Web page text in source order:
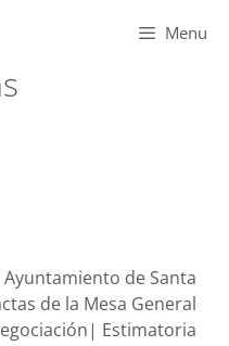
Menu
de Santa
de la Mesa General
Estimatoria